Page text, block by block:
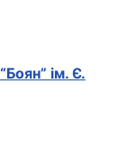
ім. Є.